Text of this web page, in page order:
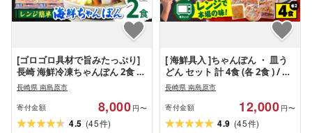
[ゴロゴロ具材で旨みたっぷり]
長崎 海鮮冷凍ちゃんぽん 2食 /
チャンポン麺 スープ付き 海鮮
ちゃんぽん チャンポン 長崎 ス
ープ 冷凍 具材 / 南島原市 / こじ
ま製麺
長崎県 南島原市
寄付金額 8,000 円〜
4.5 (45件)
[ 海鮮具入 ]ちゃんぽん ・ 皿う
どん セット 計 4食 (各 2食 ) / ち
ゃんぽん チャンポン 皿うどん
長崎皿うどん 長崎 スープ付 麺
海鮮 長崎 スープ 冷凍 具材 / 南
島原市 / こじま製麺
長崎県 南島原市
寄付金額 12,000 円〜
4.9 (45件)